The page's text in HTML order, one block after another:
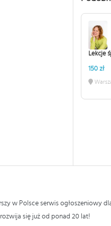
Lekcje
150 zł
w Polsce serwis ogłoszeniowy
się już od ponad 20 lat!